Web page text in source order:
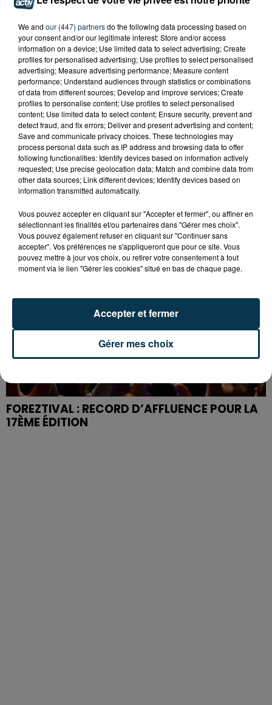
UN CASTING POUR "N’OUBLIEZ PAS LES
PAROLES !" ORGANISÉ À FIRMINY
FOREZTIVAL : RECORD D’AFFLUENCE POUR LA
17ÈME ÉDITION
We and our (447) partnersdo the following data processing based on
your consent and/or our legitimate interest: Store and/or access
information on a device; Use limited data to select advertising; Create
profiles for personalised advertising; Use profiles to select personalised
advertising; Measure advertising performance; Measure content
performance; Understand audiences through statistics or combinations
of data from different sources; Develop and improve services; Create
profiles to personalise content; Use profiles to select personalised
content; Use limited data to select content; Ensure security, prevent and
detect fraud, and fix errors; Deliver and present advertising and content;
Save and communicate privacy choices. These technologies may
process personal data such as IP address and browsing data to offer
following functionalities: Identify devices based on information actively
requested; Use precise geolocation data; Match and combine data from
other data sources; Link different devices; Identify devices based on
information transmitted automatically.
Vous pouvez accepter en cliquant sur "Accepter et fermer", ou affiner en
sélectionnant les finalités et/ou partenaires dans "Gérer mes choix".
Vous pouvez également refuser en cliquant sur "Continuer sans
accepter". Vos préférences ne s'appliqueront que pour ce site. Vous
pouvez mettre à jour vos choix, ou retirer votre consentement à tout
moment via le lien "Gérer les cookies" situé en bas de chaque page.
Gérer mes choix
Accepter et fermer